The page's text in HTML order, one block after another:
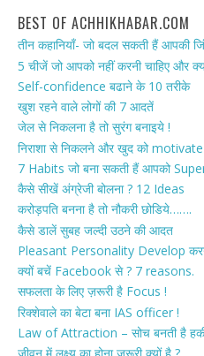
BEST OF ACHHIKHABAR.COM
तीन कहानियाँ- जो बदल सकती हैं आपकी
5 चीजें जो आपको नहीं करनी चाहिए और
Self-confidence बढाने के 10 तरीके
खुश रहने वाले लोगों की 7 आदतें
जेल से निकलना है तो सुरंग बनाइये !
निराशा से निकलने और खुद को
7 Habits जो बना सकती हैं आपको
कैसे सीखें अंग्रेजी बोलना ? 12 Ideas
करोड़पति बनना है तो नौकरी छोडिये…….
कैसे डालें सुबह जल्दी उठने की आदत
Pleasant Personality Develop
क्यों बचें Facebook से ? 7 reasons.
सफलता के लिए ज़रूरी है Focus !
रिक्शेवाले का बेटा बना IAS officer !
Law of Attraction – सोच बनती है